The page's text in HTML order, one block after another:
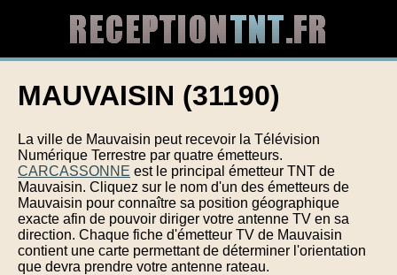
MAUVAISIN (31190)
La ville de Mauvaisin peut recevoir la Télévision
Numérique Terrestre par quatre émetteurs.
CARCASSONNE est le principal émetteur TNT de
Mauvaisin. Cliquez sur le nom d'un des émetteurs de
Mauvaisin pour connaître sa position géographique
exacte afin de pouvoir diriger votre antenne TV en sa
direction. Chaque fiche d'émetteur TV de Mauvaisin
contient une carte permettant de déterminer l'orientation
que devra prendre votre antenne rateau.